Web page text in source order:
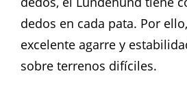
dedos en cada pata. Por
excelente agarre y
sobre terrenos difíciles.